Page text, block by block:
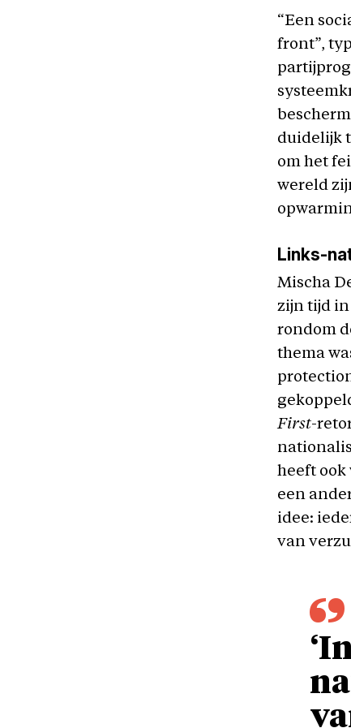
“Een
front”,
duidelijk
om het
wereld
Links-
Mischa
zijn tijd in
rondom
thema
First-
heeft
een
idee:
van